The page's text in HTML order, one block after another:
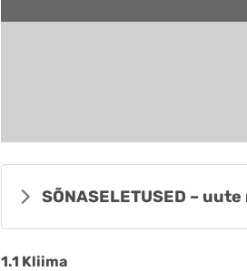
SÕNASELETUSED –
1.1 Kliima